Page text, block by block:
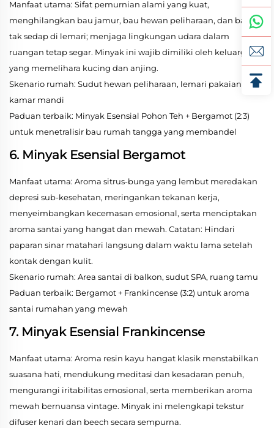
Manfaat utama: Sifat pemurnian alami yang kuat,
menghilangkan bau jamur, bau hewan peliharaan, dan bau
tak sedap di lemari; menjaga lingkungan udara dalam
ruangan tetap segar. Minyak ini wajib dimiliki oleh keluarga
yang memelihara kucing dan anjing.
Skenario rumah: Sudut hewan peliharaan, lemari pakaian,
kamar mandi
Paduan terbaik: Minyak Esensial Pohon Teh + Bergamot (2:3)
untuk menetralisir bau rumah tangga yang membandel
6. Minyak Esensial Bergamot
Manfaat utama: Aroma sitrus-bunga yang lembut meredakan
depresi sub-kesehatan, meringankan tekanan kerja,
menyeimbangkan kecemasan emosional, serta menciptakan
aroma santai yang hangat dan mewah. Catatan: Hindari
paparan sinar matahari langsung dalam waktu lama setelah
kontak dengan kulit.
Skenario rumah: Area santai di balkon, sudut SPA, ruang tamu
Paduan terbaik: Bergamot + Frankincense (3:2) untuk aroma
santai rumahan yang mewah
7. Minyak Esensial Frankincense
Manfaat utama: Aroma resin kayu hangat klasik menstabilkan
suasana hati, mendukung meditasi dan kesadaran penuh,
mengurangi iritabilitas emosional, serta memberikan aroma
mewah bernuansa vintage. Minyak ini melengkapi tekstur
difuser kenari dan beech secara sempurna.